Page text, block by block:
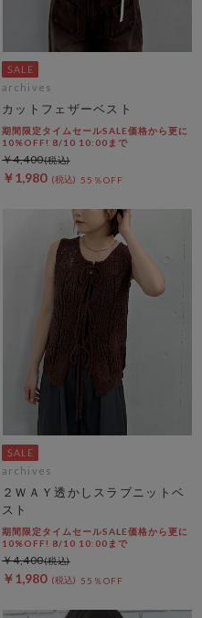
archives
カットフェザーベスト
期間限定タイムセールSALE価格から更に
10%OFF! 8/10 10:00まで
￥1,980 55％OFF
￥4,400
archives
２ＷＡＹ透かしスラブニットベ
スト
期間限定タイムセールSALE価格から更に
10%OFF! 8/10 10:00まで
￥1,980 55％OFF
￥4,400